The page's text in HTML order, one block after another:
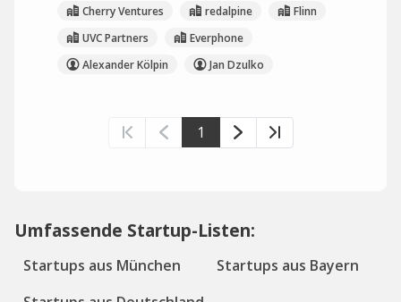
Cherry Ventures
redalpine
Flinn
UVC Partners
Everphone
Alexander Kölpin
Jan Dzulko
1
Umfassende Startup-Listen:
Startups aus München
Startups aus Bayern